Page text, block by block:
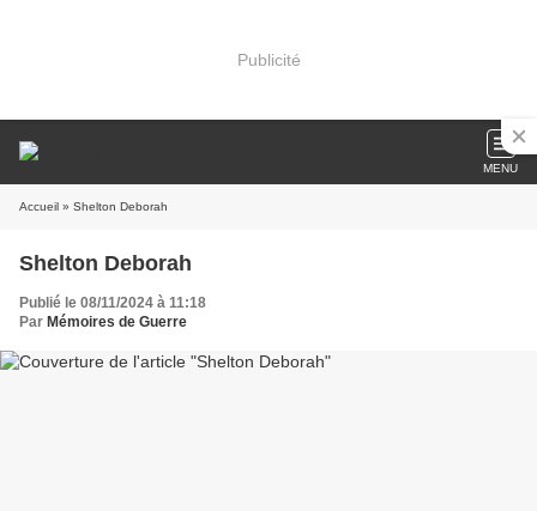
Publicité
MENU
Accueil » Shelton Deborah
Shelton Deborah
Publié le 08/11/2024 à 11:18
Par Mémoires de Guerre